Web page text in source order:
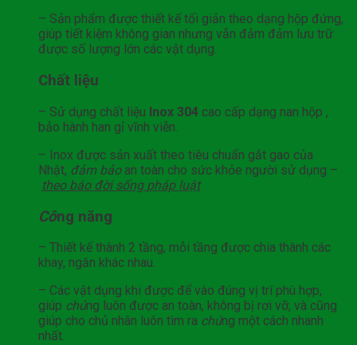
– Sản phẩm được thiết kế tối giản theo dạng hộp đứng,
giúp tiết kiệm không gian nhưng vẫn đảm đảm lưu trữ
được số lượng lớn các vật dụng.
Chất liệu
– Sử dụng chất liệu Inox 304 cao cấp dạng nan hộp ,
bảo hành han gỉ vĩnh viễn.
– Inox được sản xuất theo tiêu chuẩn gắt gao của
Nhật, đảm bảo an toàn cho sức khỏe người sử dụng –
theo báo đời sống pháp luật
Công năng
– Thiết kế thành 2 tầng, mỗi tầng được chia thành các
khay, ngăn khác nhau.
– Các vật dụng khi được để vào đúng vị trí phù hợp,
giúp chúng luôn được an toàn, không bị rơi vỡ, và cũng
giúp cho chủ nhân luôn tìm ra chúng một cách nhanh
nhất.